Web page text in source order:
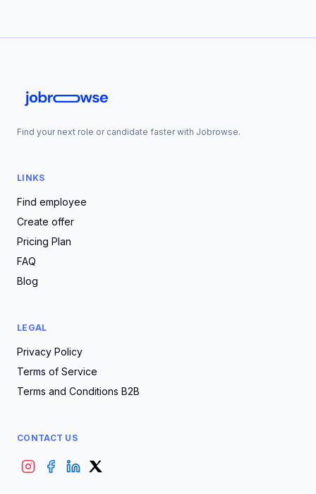
Find your next role or candidate faster with Jobrowse.
LINKS
Find employee
Create offer
Pricing Plan
FAQ
Blog
LEGAL
Privacy Policy
Terms of Service
Terms and Conditions B2B
CONTACT US